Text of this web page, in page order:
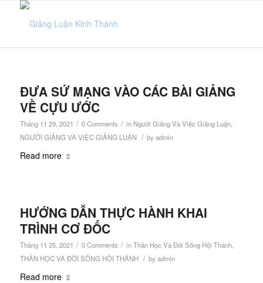
ĐƯA SỨ MẠNG VÀO CÁC BÀI GIẢNG
VỀ CỰU ƯỚC
Tháng 11 29, 2021 / 0 Comments / in Người Giảng Và Việc Giảng Luận,
NGƯỜI GIẢNG VÀ VIỆC GIẢNG LUẬN / byadmin
Read more
HƯỚNG DẪN THỰC HÀNH KHAI
TRÌNH CƠ ĐỐC
Tháng 11 25, 2021 / 0 Comments / inThần Học Và Đời Sống Hội Thánh,
THẦN HỌC VÀ ĐỜI SỐNG HỘI THÁNH / byadmin
Read more